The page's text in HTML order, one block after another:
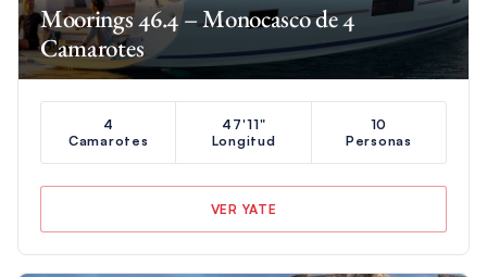
Moorings 46.4 – Monocasco de 4
Camarotes
4
Camarotes
47'11"
Longitud
10
Personas
VER YATE